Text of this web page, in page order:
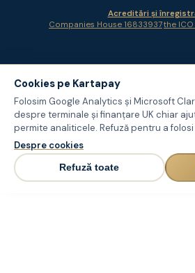
Acreditări și
Companies House 16833937·the ICO
Cookies pe Kartapay
Folosim Google Analytics și Microsoft
despre terminale și finanțare UK chiar
permite analiticele. Refuză pentru a
Despre cookies
Refuză toate